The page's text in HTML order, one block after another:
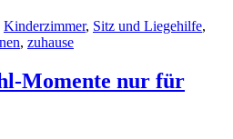
Kinderzimmer, Sitz und Liegehilfe,
, zuhause
Momente nur für